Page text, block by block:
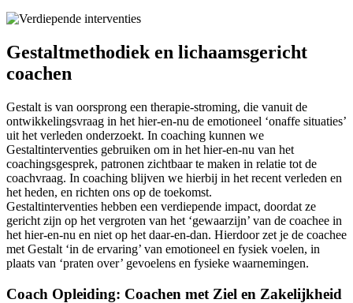
Gestaltmethodiek en lichaamsgericht
coachen
Gestalt is van oorsprong een therapie-stroming, die vanuit de
ontwikkelingsvraag in het hier-en-nu de emotioneel ‘onaffe situaties’
uit het verleden onderzoekt. In coaching kunnen we
Gestaltinterventies gebruiken om in het hier-en-nu van het
coachingsgesprek, patronen zichtbaar te maken in relatie tot de
coachvraag. In coaching blijven we hierbij in het recent verleden en
het heden, en richten ons op de toekomst.
Gestaltinterventies hebben een verdiepende impact, doordat ze
gericht zijn op het vergroten van het ‘gewaarzijn’ van de coachee in
het hier-en-nu en niet op het daar-en-dan. Hierdoor zet je de coachee
met Gestalt ‘in de ervaring’ van emotioneel en fysiek voelen, in
plaats van ‘praten over’ gevoelens en fysieke waarnemingen.
Coach Opleiding: Coachen met Ziel en Zakelijkheid